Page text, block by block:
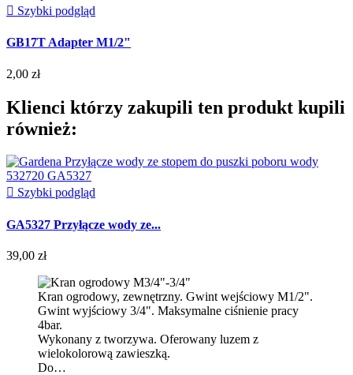
 Szybki podgląd
GB17T Adapter M1/2"
2,00 zł
Klienci którzy zakupili ten produkt kupili
również:
 Szybki podgląd
GA5327 Przyłącze wody ze...
39,00 zł
Kran ogrodowy, zewnętrzny. Gwint wejściowy M1/2".
Gwint wyjściowy 3/4". Maksymalne ciśnienie pracy
4bar.
Wykonany z tworzywa. Oferowany luzem z
wielokolorową zawieszką.
Do…